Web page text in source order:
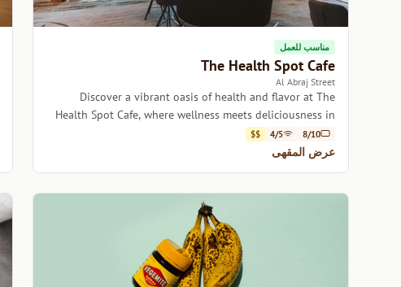
مناسب للعمل
The Health Spot Cafe
Al Abraj Street
Discover a vibrant oasis of health and flavor at The
Health Spot Cafe, where wellness meets deliciousness in
every sip and bite.
8/10
4/5
$$
عرض المقهى